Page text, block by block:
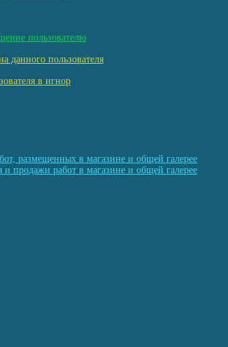
пользователю
данного пользователя
в игнор
размещенных в магазине и общей галерее
продажи работ в магазине и общей галерее